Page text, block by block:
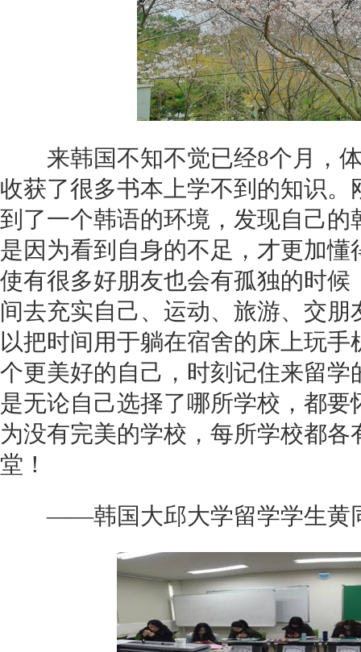
来韩国不知不觉已经8个月，体
收获了很多书本上学不到的知识
到了一个韩语的环境，发现自己
是因为看到自身的不足，才更加
使有很多好朋友也会有孤独的时
间去充实自己、运动、旅游、交
以把时间用于躺在宿舍的床上玩
个更美好的自己，时刻记住来留
是无论自己选择了哪所学校，都
为没有完美的学校，每所学校都
堂！
——韩国大邱大学留学学生黄